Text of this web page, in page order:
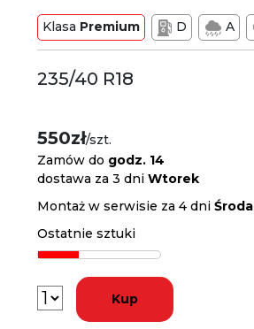
Klasa Premium D A
235/40 R18
550zł/szt.
Zamów do godz. 14
dostawa za 3 dniWtorek
Montaż w serwisie za 4 dniŚroda
Ostatnie sztuki
Kup